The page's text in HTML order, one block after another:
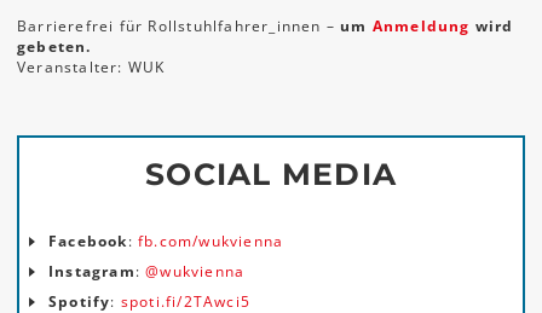
Barrierefrei für Rollstuhlfahrer_innen – um Anmeldung wird
gebeten.
Veranstalter: WUK
SOCIAL MEDIA
Facebook:fb.com/wukvienna
Instagram:@wukvienna
Spotify: spoti.fi/2TAwci5